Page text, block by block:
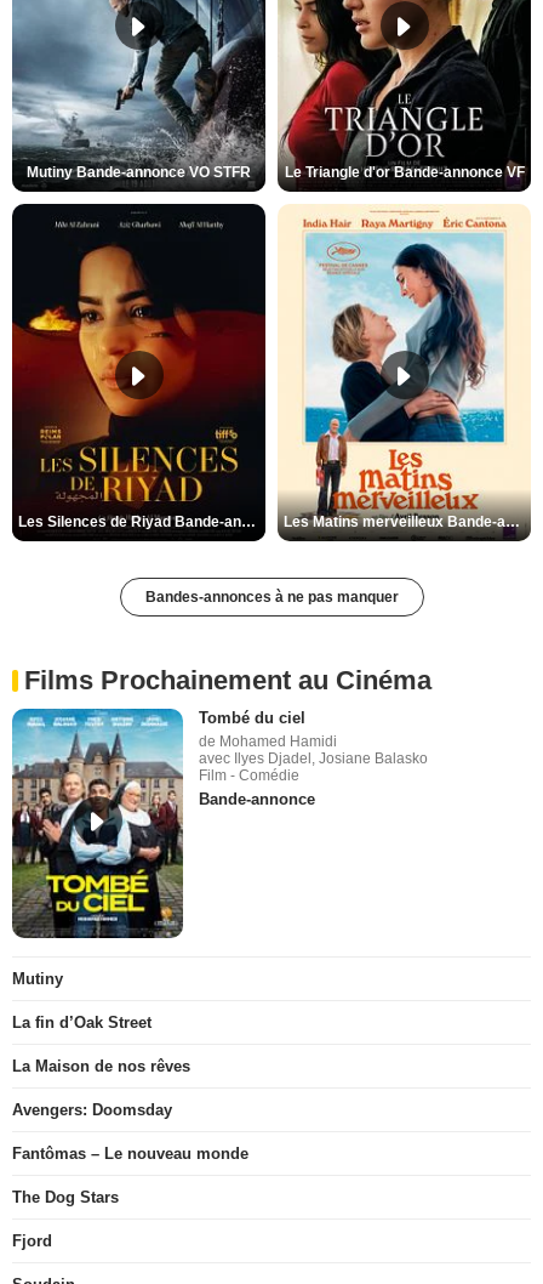
Mutiny Bande-annonce VO STFR Le Triangle d'or Bande-annonce VF
Les Silences de Riyad Bande-annonce VO STFR Les Matins merveilleux Bande-annonce VF
Bandes-annonces à ne pas manquer
Films Prochainement au Cinéma
Tombé du ciel
de Mohamed Hamidi
avec Ilyes Djadel, Josiane Balasko
Film - Comédie
Bande-annonce
Mutiny
La fin d’Oak Street
La Maison de nos rêves
Avengers: Doomsday
Fantômas – Le nouveau monde
The Dog Stars
Fjord